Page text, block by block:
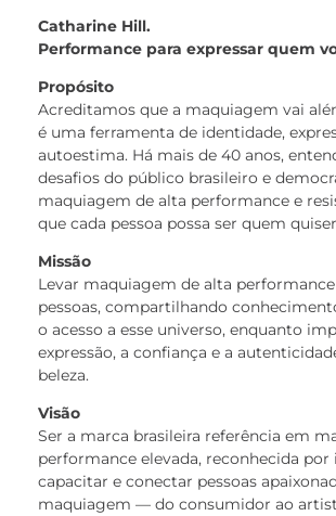
Catharine Hill.
Performance para expressar quem
Propósito
Acreditamos que a maquiagem vai
é uma ferramenta de identidade,
autoestima. Há mais de 40 anos,
desafios do público brasileiro e
maquiagem de alta performance e
que cada pessoa possa ser quem
Missão
Levar maquiagem de alta
pessoas, compartilhando
o acesso a esse universo, enquanto
expressão, a confiança e a
beleza.
Visão
Ser a marca brasileira referência em
performance elevada, reconhecida por
capacitar e conectar pessoas
maquiagem — do consumidor ao